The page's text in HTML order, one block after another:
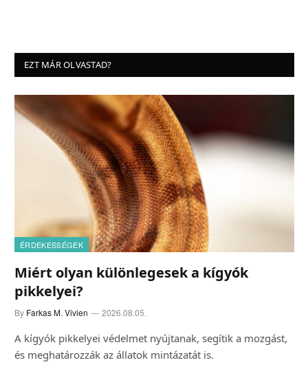
EZT MÁR OLVASTAD?
ÉRDEKESSÉGEK
Miért olyan különlegesek a kígyók
pikkelyei?
By Farkas M. Vivien 2026.08.05.
A kígyók pikkelyei védelmet nyújtanak, segítik a mozgást,
és meghatározzák az állatok mintázatát is.